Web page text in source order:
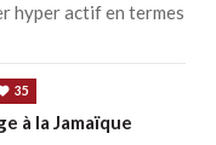
hyper actif en termes
35
à la Jamaïque